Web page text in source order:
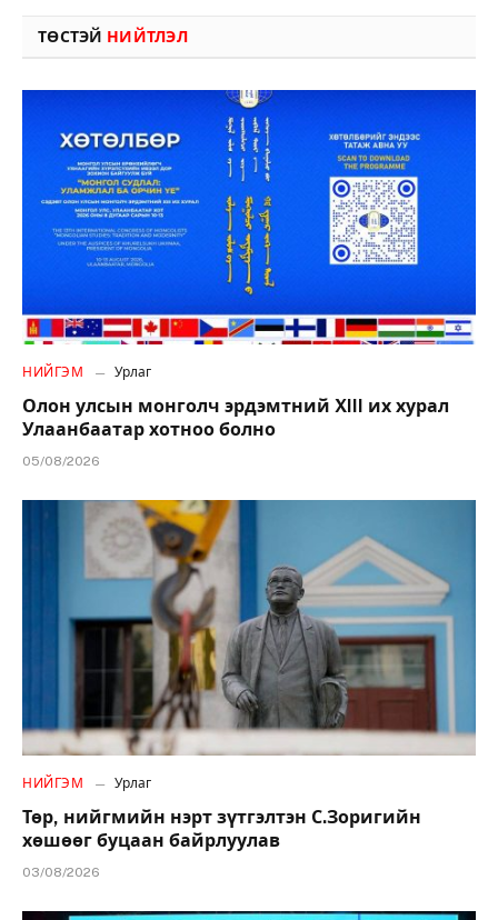
ТӨСТЭЙ НИЙТЛЭЛ
НИЙГЭМ Урлаг
Олон улсын монголч эрдэмтний XIII их хурал
Улаанбаатар хотноо болно
05/08/2026
НИЙГЭМ Урлаг
Төр, нийгмийн нэрт зүтгэлтэн С.Зоригийн
хөшөөг буцаан байрлуулав
03/08/2026